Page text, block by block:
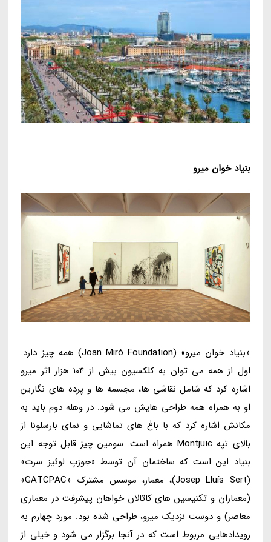
بنیاد خوان میرو
«بنیاد خوان میرو» (Joan Miró Foundation) همه چیز دارد.
اول از همه می توان به کلکسیون بیش از 104 هزار اثر میرو
اشاره کرد که شامل نقاشی ها، مجسمه ها و پرده های نگارین
او به همراه همه طراحی هایش می شود. در وهله دوم باید به
مکانش اشاره کرد که با باغ های تماشایی و نمای بارسلونا از
بالای تپه Montjuïc همراه است. سومین چیز قابل توجه این
بنیاد این است که ساختمان آن توسط «جوزپ لوئیز سرت»
(Josep Lluís Sert)، معمار، موسس مشترک «GATCPAC»
(معماران و تکنیسین های کاتالان خواهان پیشرفت در معماری
معاصر) و دوست نزدیک میرو، طراحی شده بود. مورد چهارم به
رویدادهایی مربوط است که در آنجا برگزار می شود و خیلی از